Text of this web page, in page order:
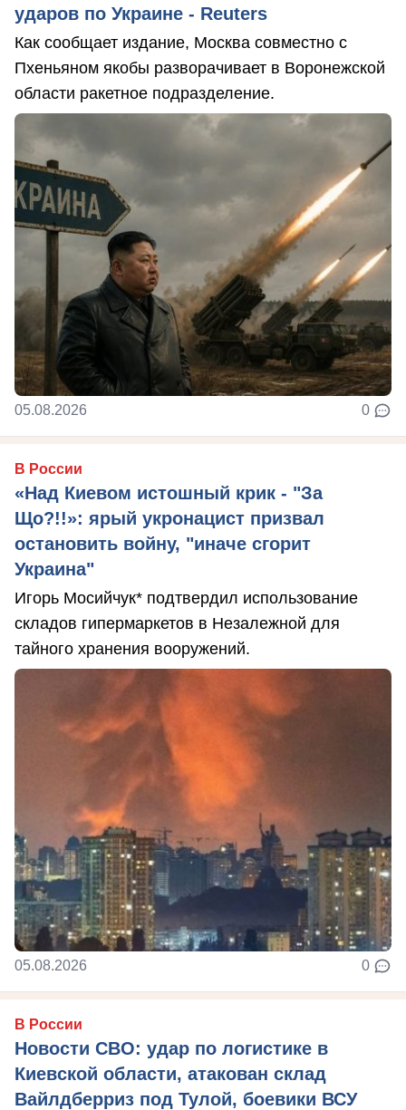
ударов по Украине - Reuters
Как сообщает издание, Москва совместно с
Пхеньяном якобы разворачивает в Воронежской
области ракетное подразделение.
05.08.2026 0
В России
«Над Киевом истошный крик - "За
Що?!!»: ярый укронацист призвал
остановить войну, "иначе сгорит
Украина"
Игорь Мосийчук* подтвердил использование
складов гипермаркетов в Незалежной для
тайного хранения вооружений.
05.08.2026 0
В России
Новости СВО: удар по логистике в
Киевской области, атакован склад
Вайлдберриз под Тулой, боевики ВСУ